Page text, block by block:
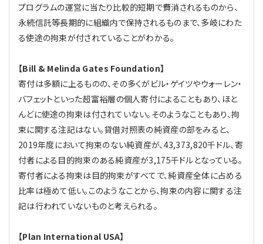
プログラムの運営に当たり比較的短期で費消されるものから、
永続信託等長期的に組織内で保持されるものまで、多岐にわた
る使途の拘束が付されていることがわかる。
【Bill & Melinda Gates Foundation】
寄付は多額に上るものの、その多くがビル・ゲイツやウォーレン・
バフェットといった超富裕層の個人寄付によることもあり、ほと
んどに使途の拘束は付されていない。そのようなこともあり、拘
束に関する注記はない。貸借対照表の純資産の部をみると、
2019年度において拘束のない純資産が、43,373,820千ドル、寄
付者による目的拘束のある純資産が3,175千ドルとなっている。
寄付者による拘束は目的拘束がすべてで、純資産全体に占める
比率は極めて低い。このようなことから、拘束の内容に関する注
記は行われていないものと考えられる。
【Plan International USA】